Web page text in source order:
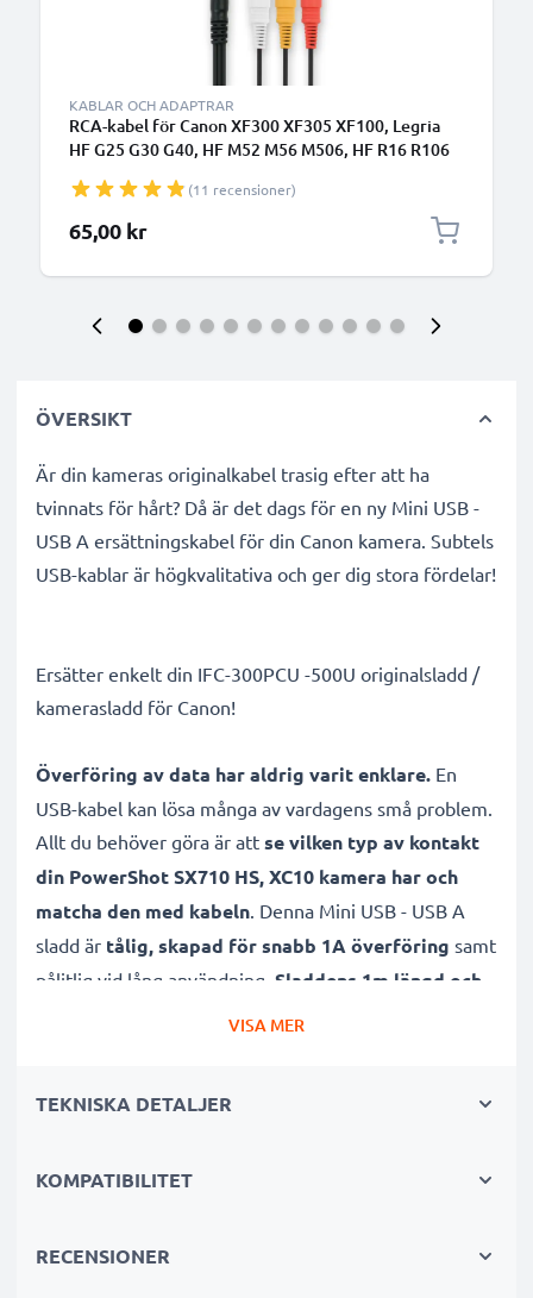
KABLAR OCH ADAPTRAR
RCA-kabel för Canon XF300 XF305 XF100, Legria
HF G25 G30 G40, HF M52 M56 M506, HF R16 R106
FS100 FS200, MV890, TV, DVD, Blu-Ray, Kamera,
Konsol – AV-kabel, RCA-kontakt, Komposit Audio-
Video
(11 recensioner)
65,00 kr
ÖVERSIKT
Är din kameras originalkabel trasig efter att ha
tvinnats för hårt? Då är det dags för en ny Mini USB -
USB A ersättningskabel för din Canon kamera. Subtels
USB-kablar är högkvalitativa och ger dig stora fördelar!
Ersätter enkelt din IFC-300PCU -500U originalsladd /
kamerasladd för Canon!
Överföring av data har aldrig varit enklare. En
USB-kabel kan lösa många av vardagens små problem.
Allt du behöver göra är att se vilken typ av kontakt
din PowerShot SX710 HS, XC10 kamera har och
matcha den med kabeln. Denna Mini USB - USB A
sladd är tålig, skapad för snabb 1A överföring samt
pålitlig vid lång användning. Sladdens 1m längd och
PVC material gör kabeln hållbar
Självklartstödjer den även både software samt
fungerande och uppdaterad på ett kick!
Många fördelar med denna Mini USB
VISA MER
TEKNISKA DETALJER
KOMPATIBILITET
RECENSIONER